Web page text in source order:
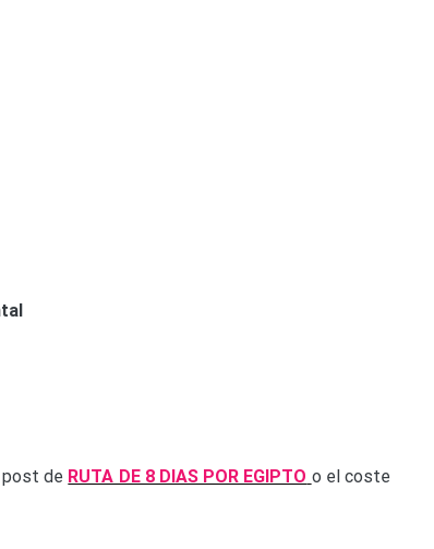
post de RUTA DE 8 DIAS POR EGIPTO o el coste